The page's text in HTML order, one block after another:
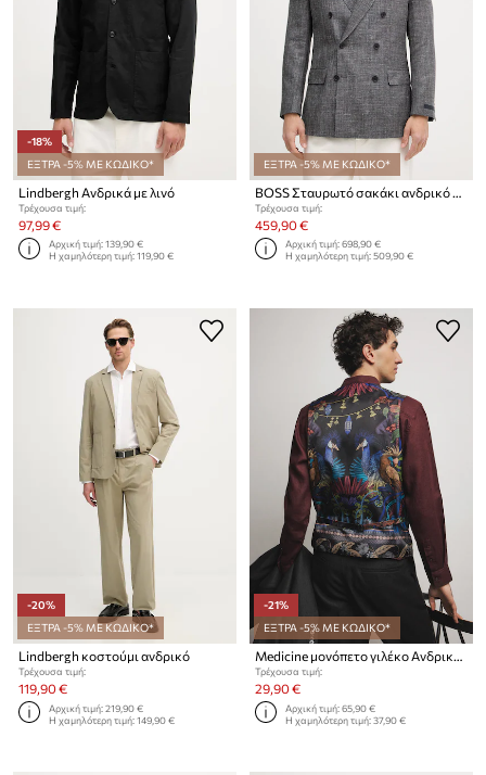
-18%
ΕΞΤΡΑ -5% ΜΕ ΚΩΔΙΚΟ*
Lindbergh Ανδρικά με λινό
Τρέχουσα τιμή:
97,99 €
Αρχική τιμή:139,90 €
Η χαμηλότερη τιμή:119,90 €
ΕΞΤΡΑ -5% ΜΕ ΚΩΔΙΚΟ*
Τρέχουσα τιμή:
459,90 €
Αρχική τιμή:698,90 €
Η χαμηλότερη τιμή:509,90 €
-20%
ΕΞΤΡΑ -5% ΜΕ ΚΩΔΙΚΟ*
Lindbergh κοστούμι ανδρικό
Τρέχουσα τιμή:
119,90 €
Αρχική τιμή:219,90 €
Η χαμηλότερη τιμή:149,90 €
-21%
ΕΞΤΡΑ -5% ΜΕ ΚΩΔΙΚΟ*
Medicine μονόπετο γιλέκο Ανδρικό με πρόσμιξη μαλλιού
Τρέχουσα τιμή:
29,90 €
Αρχική τιμή:65,90 €
Η χαμηλότερη τιμή:37,90 €